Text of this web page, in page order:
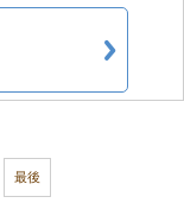
最後